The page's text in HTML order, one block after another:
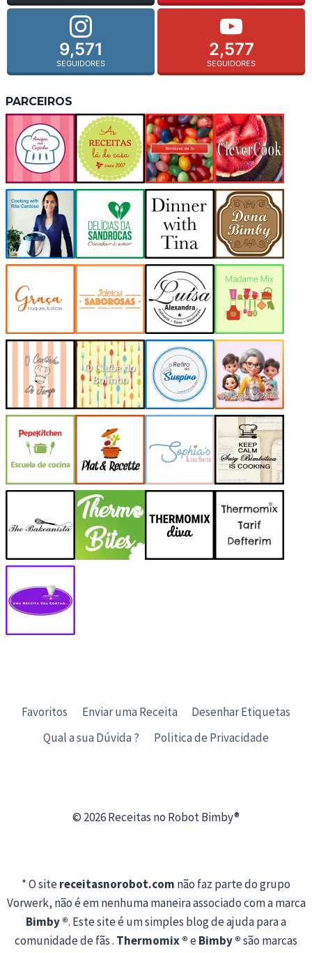
9,571
SEGUIDORES
2,577
SEGUIDORES
PARCEIROS
Favoritos Enviar uma Receita
Desenhar Etiquetas
Qual a sua Dúvida ?
Politica de Privacidade
© 2026 Receitas no Robot Bimby®
* O sitereceitasnorobot.com não faz parte do grupo
Vorwerk, não é em nenhuma maneira associado com a marca
Bimby ®. Este site é um simples blog de ajuda para a
comunidade de fãs . Thermomix ®eBimby ®são marcas